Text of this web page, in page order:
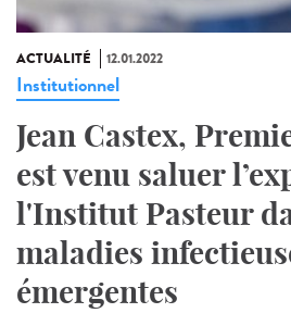
ACTUALITÉ 12.01.2022
Institutionnel
Jean Castex,
est venu saluer
l'Institut Pasteur
maladies
émergentes